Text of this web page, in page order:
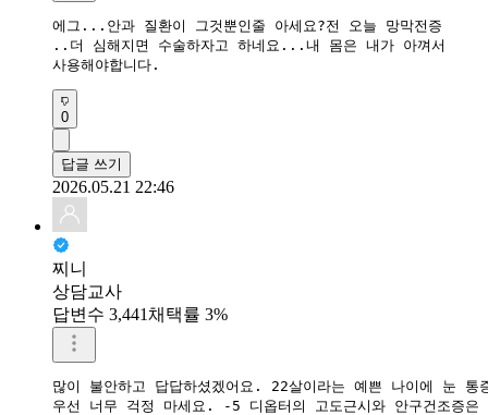
에그...안과 질환이 그것뿐인줄 아세요?전 오늘 망막전증
..더 심해지면 수술하자고 하네요...내 몸은 내가 아껴서
사용해야합니다.
0
답글 쓰기
2026.05.21 22:46
찌니
상담교사
답변수 3,441 채택률 3%
많이 불안하고 답답하셨겠어요. 22살이라는 예쁜 나이에 눈
우선 너무 걱정 마세요. -5 디옵터의 고도근시와 안구건조증